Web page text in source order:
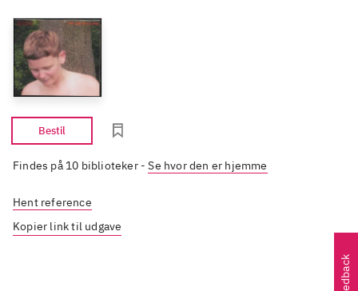
Bestil
Findes på 10 biblioteker-Se hvor den er hjemme
Hent reference
Kopier link til udgave
Feedback